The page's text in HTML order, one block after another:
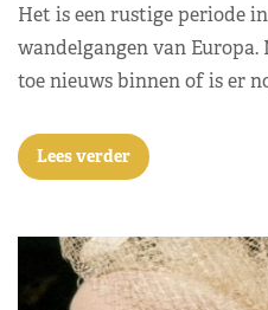
Het is een rustige periode
wandelgangen van
toe nieuws binnen of is er
Lees verder